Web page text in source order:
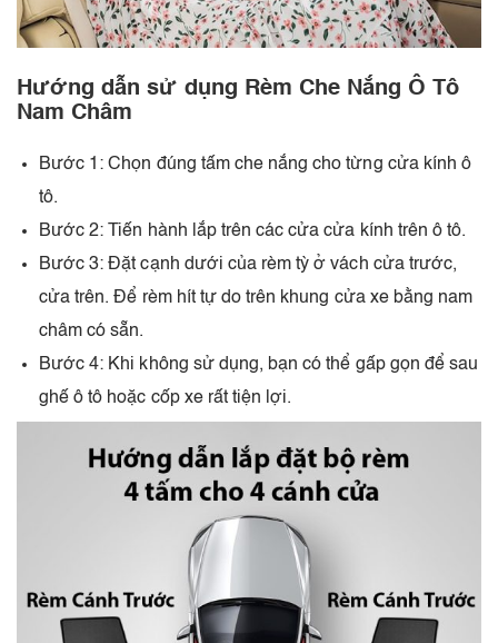
Hướng dẫn sử dụng Rèm Che Nắng Ô Tô
Nam Châm
Bước 1: Chọn đúng tấm che nắng cho từng cửa kính ô
tô.
Bước 2: Tiến hành lắp trên các cửa cửa kính trên ô tô.
Bước 3: Đặt cạnh dưới của rèm tỳ ở vách cửa trước,
cửa trên. Để rèm hít tự do trên khung cửa xe bằng nam
châm có sẵn.
Bước 4: Khi không sử dụng, bạn có thể gấp gọn để sau
ghế ô tô hoặc cốp xe rất tiện lợi.